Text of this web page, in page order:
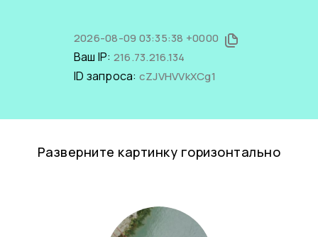
2026-08-09 03:35:38 +0000
Ваш IP: 216.73.216.134
ID запроса: cZJVHVVkXCg1
Разверните картинку горизонтально